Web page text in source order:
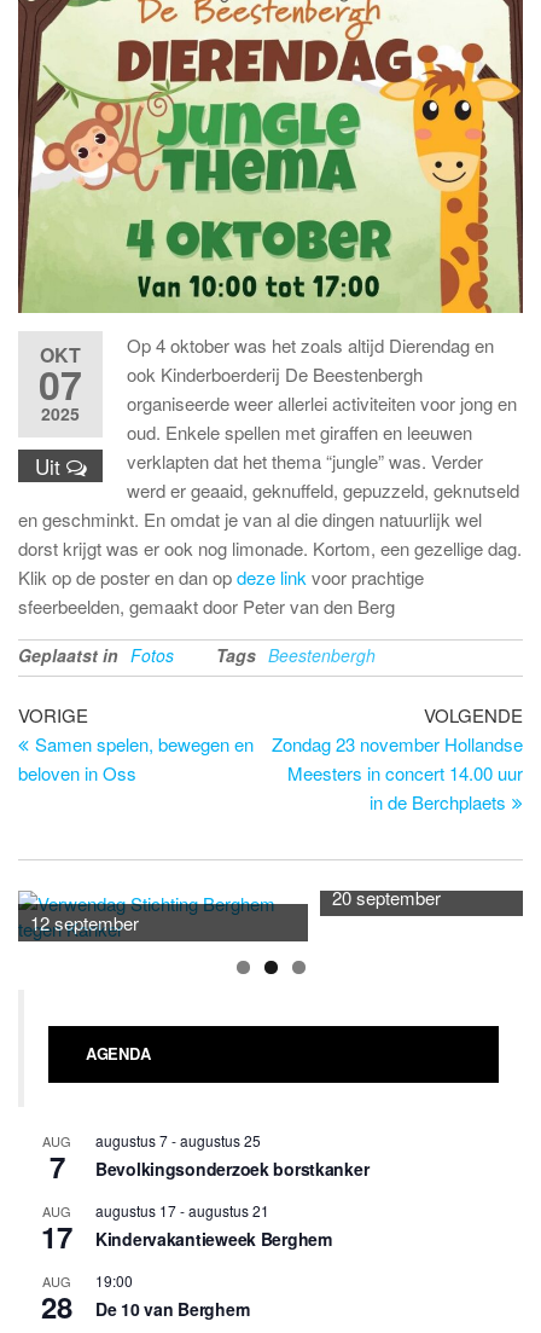
OKT
07
2025
Uit
Op 4 oktober was het zoals altijd Dierendag en
ook Kinderboerderij De Beestenbergh
organiseerde weer allerlei activiteiten voor jong en
oud. Enkele spellen met giraffen en leeuwen
verklapten dat het thema “jungle” was. Verder
werd er geaaid, geknuffeld, gepuzzeld, geknutseld
en geschminkt. En omdat je van al die dingen natuurlijk wel
dorst krijgt was er ook nog limonade. Kortom, een gezellige dag.
Klik op de poster en dan opdeze linkvoor prachtige
sfeerbeelden, gemaakt door Peter van den Berg
Geplaatst in Fotos Tags Beestenbergh
Bericht
navigatie
Vorig
bericht
VORIGE
Samen spelen, bewegen en
beloven in Oss
VOLGENDE
Zondag 23 november Hollandse
Meesters in concert 14.00 uur
in de Berchplaets
12 september
20 september
AGENDA
AUG
7
augustus 7-augustus 25
Bevolkingsonderzoek borstkanker
AUG
17
augustus 17-augustus 21
Kindervakantieweek Berghem
AUG
28
19:00
De 10 van Berghem